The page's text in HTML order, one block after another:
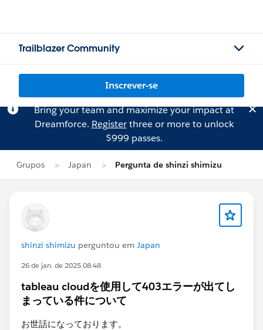
Trailblazer Community
Inscrever-se
Bring your team and maximize your impact at
Dreamforce. Registerthree or more to unlock
$999 passes.
Grupos Japan Pergunta de shinzi shimizu
shinzi shimizu perguntou em Japan
26 de jan. de 2025 08:48
tableau cloudを使用して403エラーが出てし
まっている件について
お世話になっております。